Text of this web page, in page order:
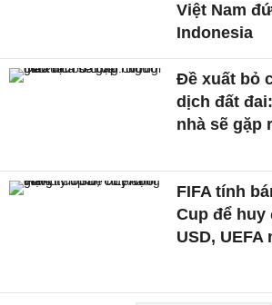
Việt Nam
Indonesia
Đề xuất bỏ
dịch đất
nhà sẽ gặp
FIFA tính
Cup để huy
USD, UEFA